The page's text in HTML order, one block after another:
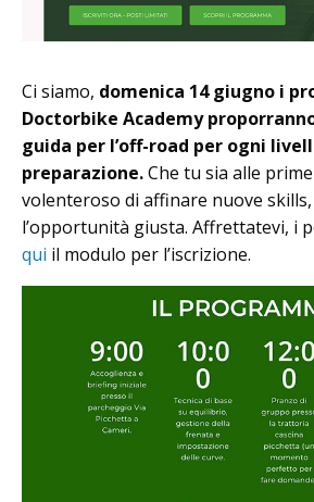
Ci siamo, domenica 14 giugno i
Doctorbike Academy
guida per l’off-road per ogni
preparazione.Che tu sia alle
volenteroso di affinare nuove
l’opportunità giusta. Affrettatevi, i
qui il modulo per l’iscrizione.